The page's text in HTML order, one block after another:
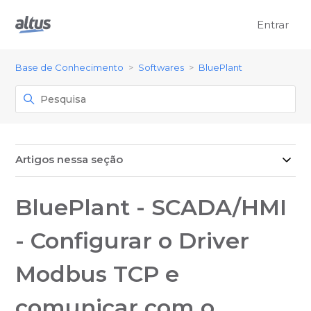
Entrar
Base de Conhecimento Softwares BluePlant
Artigos nessa seção
BluePlant - SCADA/HMI
- Configurar o Driver
Modbus TCP e